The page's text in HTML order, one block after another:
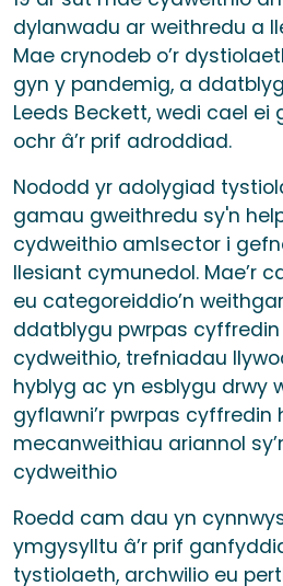
dylanwadu ar weithredu a
Mae crynodeb o’r
gyn y pandemig, a
Leeds Beckett, wedi cael ei
ochr â’r prif adroddiad.
Nododd yr adolygiad
gamau gweithredu sy'n
cydweithio amlsector i
llesiant cymunedol. Mae’r
eu categoreiddio’n
ddatblygu pwrpas
cydweithio, trefniadau
hyblyg ac yn esblygu drwy
gyflawni’r pwrpas cyffredin
mecanweithiau ariannol
cydweithio
Roedd cam dau yn
ymgysylltu â’r prif
tystiolaeth, archwilio eu